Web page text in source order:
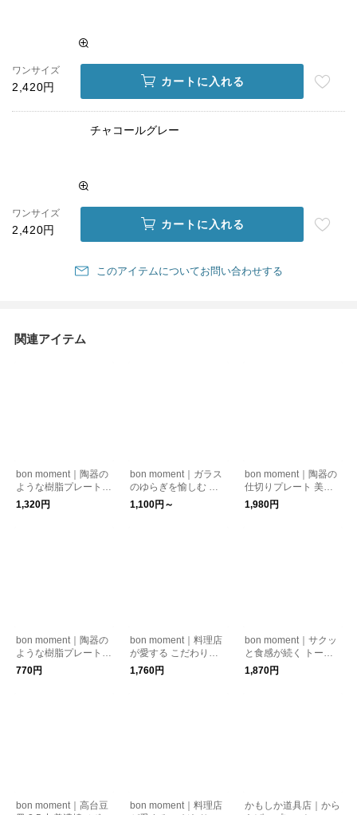
ワンサイズ
2,420円 カートに入れる
チャコールグレー
ワンサイズ
2,420円 カートに入れる
このアイテムについてお問い合わせする
関連アイテム
bon moment｜陶器の
ような樹脂プレート 2
2cm
1,320円
bon moment｜ガラス
のゆらぎを愉しむ 深
ボウル 2サイズ 器 お
皿 プレート 大皿
1,100円～
bon moment｜陶器の
仕切りプレート 美濃
焼
1,980円
bon moment｜陶器の
ような樹脂プレート 1
6cm
770円
bon moment｜料理店
が愛する こだわり窯
元の器 / オーバルプレ
ートS 美濃焼 日本製
1,760円
bon moment｜サクッ
と食感が続く トース
トプレート 毎日使い
たくなる パン皿 美濃
1,870円
bon moment｜高台豆
bon moment｜料理店
かもしか道具店｜から